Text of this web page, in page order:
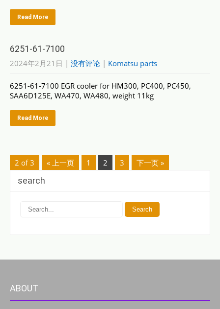
Read More
6251-61-7100
2024年2月21日 | 没有评论 | Komatsu parts
6251-61-7100 EGR cooler for HM300, PC400, PC450,
SAA6D125E, WA470, WA480, weight 11kg
Read More
2 of 3 « 上一页 1 2 3 下一页 »
search
ABOUT